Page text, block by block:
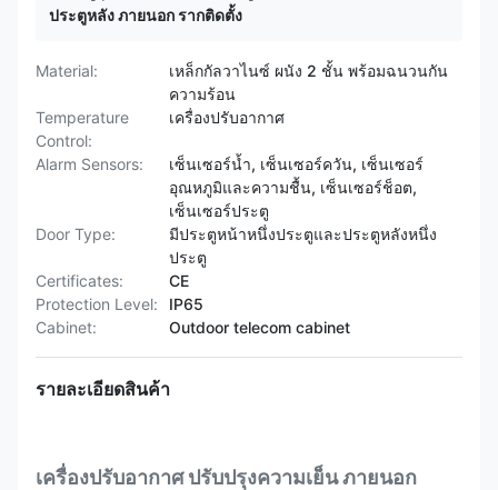
ประตูหลัง ภายนอก รากติดตั้ง
Material:
เหล็กกัลวาไนซ์ ผนัง 2 ชั้น พร้อมฉนวนกัน
ความร้อน
Temperature
Control:
เครื่องปรับอากาศ
Alarm Sensors:
เซ็นเซอร์น้ำ, เซ็นเซอร์ควัน, เซ็นเซอร์
อุณหภูมิและความชื้น, เซ็นเซอร์ช็อต,
เซ็นเซอร์ประตู
Door Type:
มีประตูหน้าหนึ่งประตูและประตูหลังหนึ่ง
ประตู
Certificates:
CE
Protection Level:
IP65
Cabinet:
Outdoor telecom cabinet
รายละเอียดสินค้า
เครื่องปรับอากาศ ปรับปรุงความเย็น ภายนอก